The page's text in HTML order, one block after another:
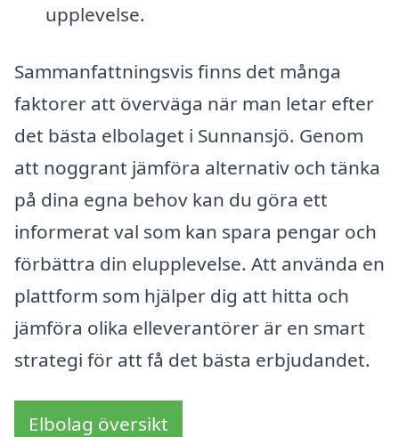
upplevelse.
Sammanfattningsvis finns det många
faktorer att överväga när man letar efter
det bästa elbolaget i Sunnansjö. Genom
att noggrant jämföra alternativ och tänka
på dina egna behov kan du göra ett
informerat val som kan spara pengar och
förbättra din elupplevelse. Att använda en
plattform som hjälper dig att hitta och
jämföra olika elleverantörer är en smart
strategi för att få det bästa erbjudandet.
Elbolag översikt